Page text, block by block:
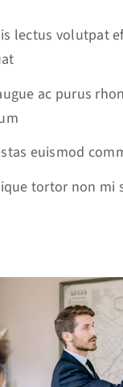
lectus volutpat
ac purus
euismod
tortor non mi